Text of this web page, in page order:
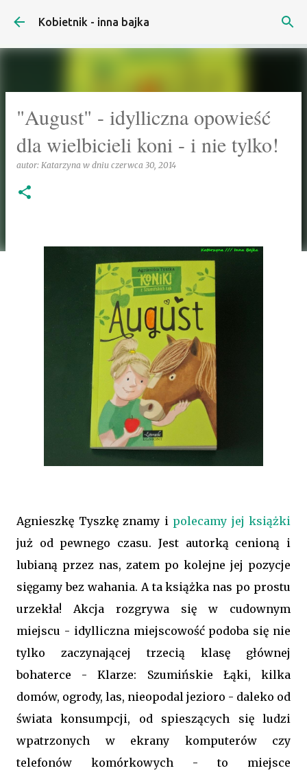
Przejdź do głównej zawartości
Kobietnik - inna bajka
"August" - idylliczna opowieść
dla wielbicieli koni - i nie tylko!
autor: Katarzyna w dniu czerwca 30, 2014
Agnieszkę Tyszkę znamy i polecamy jej książki
już od pewnego czasu. Jest autorką cenioną i
lubianą przez nas, zatem po kolejne jej pozycje
sięgamy bez wahania. A ta książka nas po prostu
urzekła! Akcja rozgrywa się w cudownym
miejscu - idylliczna miejscowość podoba się nie
tylko zaczynającej trzecią klasę głównej
bohaterce - Klarze: Szumińskie Łąki, kilka
domów, ogrody, las, nieopodal jezioro - daleko od
świata konsumpcji, od spieszących się ludzi
wpatrzonych w ekrany komputerów czy
telefonów komórkowych - to miejsce